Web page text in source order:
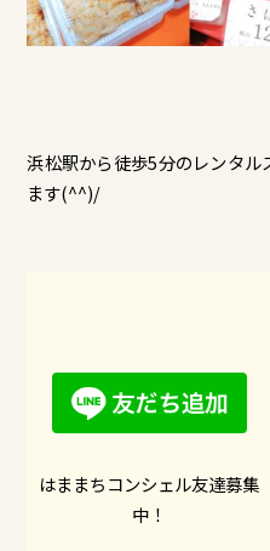
浜松駅から徒歩5分のレンタ
ます(^^)/
はままちコンシェル友達募集
中！